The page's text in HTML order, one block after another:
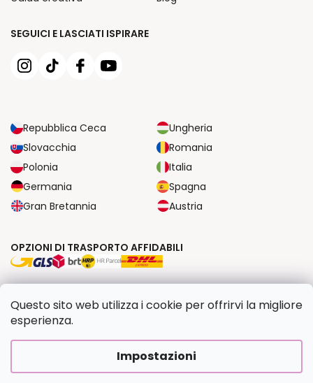
Questo sito web utilizza i cookie per offrirvi la migliore
esperienza.
Impostazioni
SEGUICI E LASCIATI ISPIRARE
Repubblica Ceca
Ungheria
Slovacchia
Romania
Polonia
Italia
Germania
Spagna
Gran Bretannia
Austria
OPZIONI DI TRASPORTO AFFIDABILI
Creato da Shoptet Premium|UpraviloFV STUDIO
Copyright 2026Dipingilo.it. Tutti i diritti riservati.